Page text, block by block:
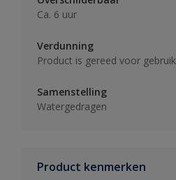
Ca. 6 uur
Verdunning
Product is gereed voor gebruik
Samenstelling
Watergedragen
Product kenmerken